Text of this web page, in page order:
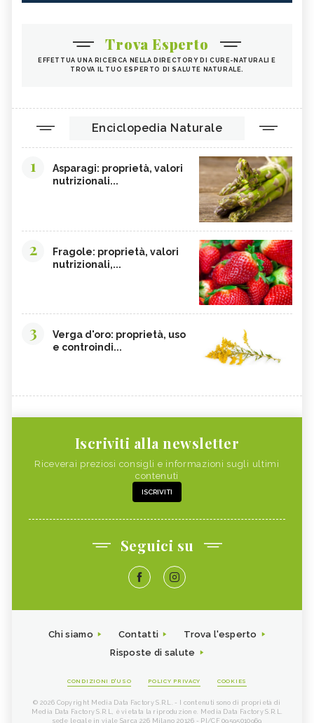
Trova Esperto
EFFETTUA UNA RICERCA NELLA DIRECTORY DI CURE-NATURALI E
TROVA IL TUO ESPERTO DI SALUTE NATURALE.
Enciclopedia Naturale
1
Asparagi: proprietà, valori
nutrizionali...
2
Fragole: proprietà, valori
nutrizionali,...
3
Verga d'oro: proprietà, uso
e controindi...
Iscriviti alla newsletter
Riceverai preziosi consigli e informazioni sugli ultimi
contenuti
ISCRIVITI
Seguici su
Chi siamo Contatti
Trova l'esperto
Risposte di salute
CONDIZIONI D'USO POLICY PRIVACY COOKIES
© 2026 Copyright Media Data Factory S.R.L. - I contenuti sono di proprietà di
Media Data Factory S.R.L, è vietata la riproduzione. Media Data Factory S.R.L.
sede legale in viale Sarca 226 Milano 20126 - PI/CF 09595010969